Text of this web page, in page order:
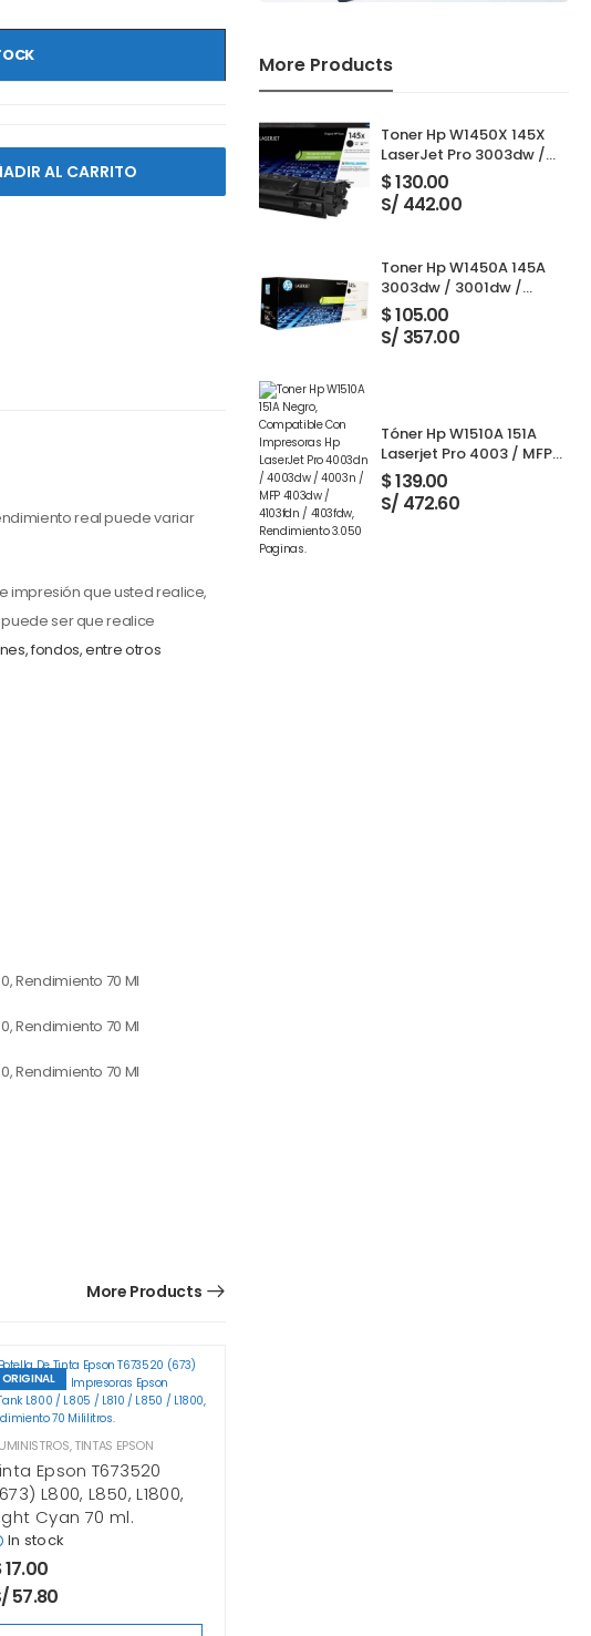
More Products
Toner Hp W1450X 145X
LaserJet Pro 3003dw /
3001dw / 3001dwe /
3101fdw / 3103fdw Black
$130.00
S/ 442.00
Toner Hp W1450A 145A
3003dw / 3001dw /
3001dwe / 3101fdw /
3103fdw Black 1,700
Paginas
$105.00
S/ 357.00
Tóner Hp W1510A 151A
Laserjet Pro 4003 / MFP
4103 Black 3,050 Páginas
$139.00
S/ 472.60
AL CARRITO
real puede variar
impresión que usted realice,
ser que realice
fondos, entre otros
More Products
ORIGINAL
,TINTAS EPSON
Epson T673520
L800, L850, L1800,
Cyan 70 ml.
In stock
17.00
57.80